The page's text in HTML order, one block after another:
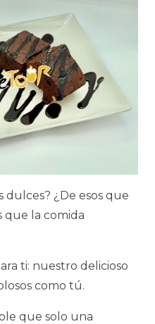
dulces? ¿De esos que
la comida
ti: nuestro delicioso
como tú.
que solo una